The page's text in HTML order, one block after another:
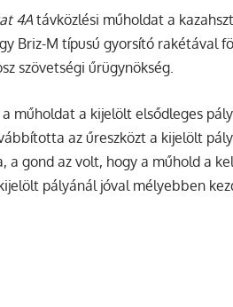
4A távközlési műholdat a
Briz-M típusú gyorsító rakétával
szövetségi űrügynökség.
műholdat a kijelölt elsődleges
az űreszközt a kijelölt
a gond az volt, hogy a műhold a
pályánál jóval mélyebben